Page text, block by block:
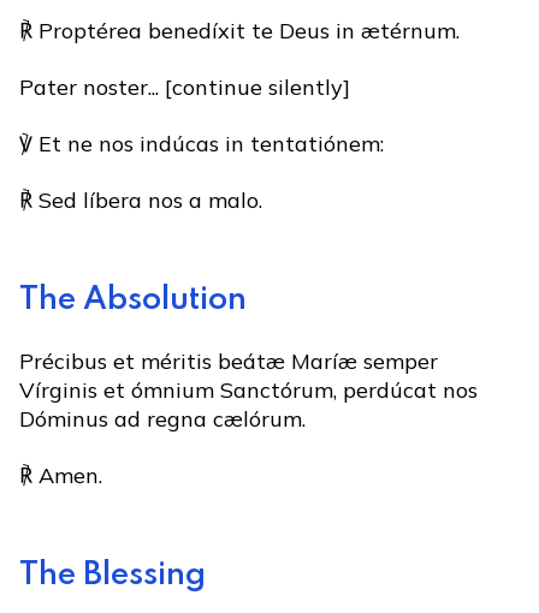
℟ Proptérea benedíxit te Deus in ætérnum.
Pater noster... [continue silently]
℣ Et ne nos indúcas in tentatiónem:
℟ Sed líbera nos a malo.
The Absolution
Précibus et méritis beátæ Maríæ semper
Vírginis et ómnium Sanctórum, perdúcat nos
Dóminus ad regna cælórum.
℟ Amen.
The Blessing